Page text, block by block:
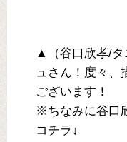
▲（谷口欣孝/タ
ュさん！度々、
ございます！
※ちなみに谷口
コチラ↓